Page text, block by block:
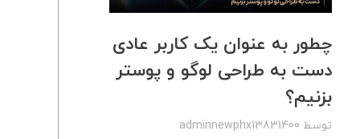
چطور به عنوان یک کاربر عادی
دست به طراحی لوگو و پوستر
بزنیم؟
توسط adminnewphx13831400